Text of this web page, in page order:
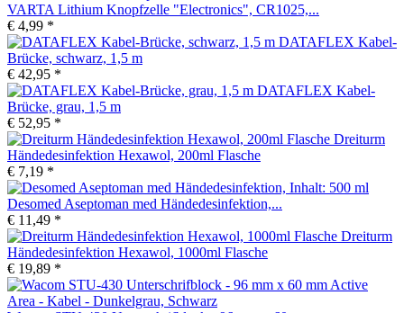
VARTA Lithium Knopfzelle "Electronics", CR1025,...
€ 4,99 *
DATAFLEX Kabel-
Brücke, schwarz, 1,5 m
€ 42,95 *
DATAFLEX Kabel-
Brücke, grau, 1,5 m
€ 52,95 *
Dreiturm
Händedesinfektion Hexawol, 200ml Flasche
€ 7,19 *
Desomed Aseptoman med Händedesinfektion,...
€ 11,49 *
Dreiturm
Händedesinfektion Hexawol, 1000ml Flasche
€ 19,89 *